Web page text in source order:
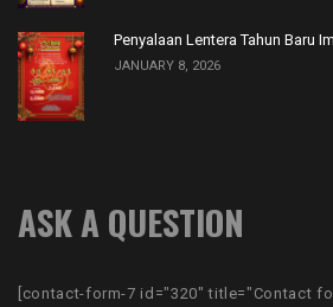
Penyalaan Lentera Tahun Baru
JANUARY 8, 2026
ASK A QUESTION
[contact-form-7 id="320" title="Contact